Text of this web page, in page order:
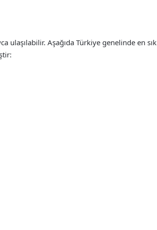
ulaşılabilir. Aşağıda Türkiye genelinde en sık